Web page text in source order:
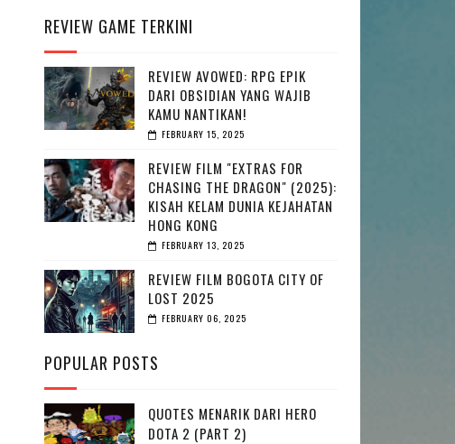
REVIEW GAME TERKINI
REVIEW AVOWED: RPG EPIK
DARI OBSIDIAN YANG WAJIB
KAMU NANTIKAN!
FEBRUARY 15, 2025
REVIEW FILM "EXTRAS FOR
CHASING THE DRAGON" (2025):
KISAH KELAM DUNIA KEJAHATAN
HONG KONG
FEBRUARY 13, 2025
REVIEW FILM BOGOTA CITY OF
LOST 2025
FEBRUARY 06, 2025
POPULAR POSTS
QUOTES MENARIK DARI HERO
DOTA 2 (PART 2)